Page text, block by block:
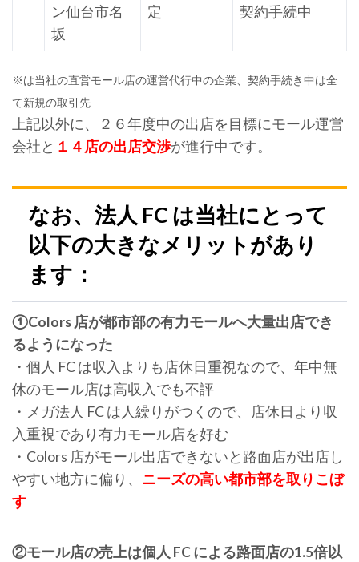
ン仙台市名
坂
定
契約手続中
※は当社の直営モール店の運営代行中の企業、契約手続き中は全
て新規の取引先
上記以外に、２６年度中の出店を目標にモール運営
会社と １４店の出店交渉が進行中です。
なお、法人 FC は当社にとって
以下の大きなメリットがあり
ます：
①Colors 店が都市部の有力モールへ大量出店でき
るようになった
・個人 FC は収入よりも店休日重視なので、年中無
休のモール店は高収入でも不評
・メガ法人 FC は人繰りがつくので、店休日より収
入重視であり有力モール店を好む
・Colors 店がモール出店できないと路面店が出店し
やすい地方に偏り、 ニーズの高い都市部を取りこぼ
す
②モール店の売上は個人 FC による路面店の1.5倍以